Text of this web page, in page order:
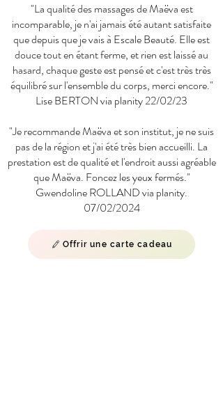
"La qualité des massages de Maëva est
incomparable, je n'ai jamais été autant satisfaite
que depuis que je vais à Escale Beauté. Elle est
douce tout en étant ferme, et rien est laissé au
hasard, chaque geste est pensé et c'est très très
équilibré sur l'ensemble du corps, merci encore."
Lise BERTON via planity 22/02/23
"Je recommande Maëva et son institut, je ne suis
pas de la région et j'ai été très bien accueilli. La
prestation est de qualité et l'endroit aussi agréable
que Maëva. Foncez les yeux fermés."
Gwendoline ROLLAND via planity.
07/02/2024
Offrir une carte cadeau